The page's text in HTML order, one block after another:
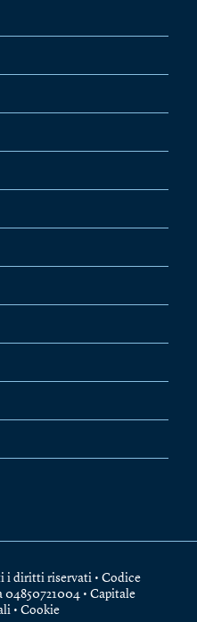
i diritti riservati • Codice
04850721004 • Capitale
• Cookie